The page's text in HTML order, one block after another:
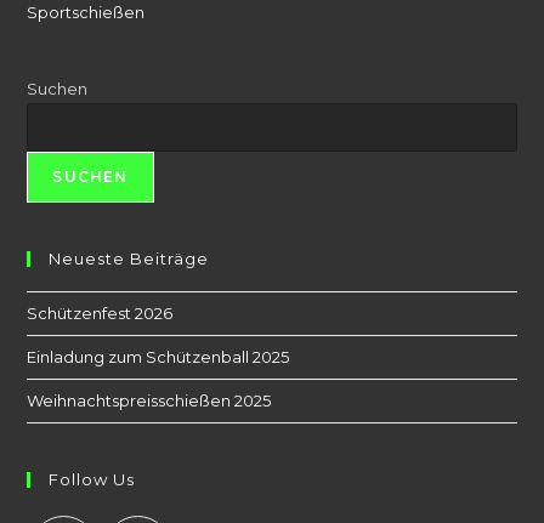
Sportschießen
Suchen
SUCHEN
Neueste Beiträge
Schützenfest 2026
Einladung zum Schützenball 2025
Weihnachtspreisschießen 2025
Follow Us